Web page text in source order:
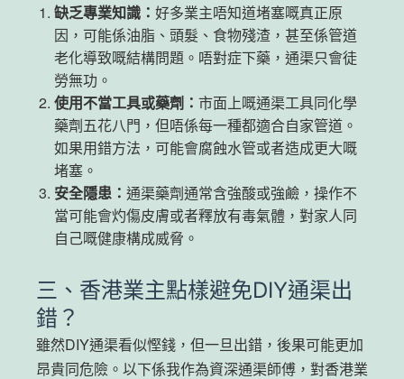
缺乏專業知識： 好多業主唔知道堵塞嘅真正原
因，可能係油脂、頭髮、食物殘渣，甚至係管道
老化導致嘅結構問題。唔對症下藥，通渠只會徒
勞無功。
使用不當工具或藥劑： 市面上嘅通渠工具同化學
藥劑五花八門，但唔係每一種都適合自家管道。
如果用錯方法，可能會腐蝕水管或者造成更大嘅
堵塞。
安全隱患： 通渠藥劑通常含強酸或強鹼，操作不
當可能會灼傷皮膚或者釋放有毒氣體，對家人同
自己嘅健康構成威脅。
三、香港業主點樣避免DIY通渠出
錯？
雖然DIY通渠看似慳錢，但一旦出錯，後果可能更加
昂貴同危險。以下係我作為資深通渠師傅，對香港業